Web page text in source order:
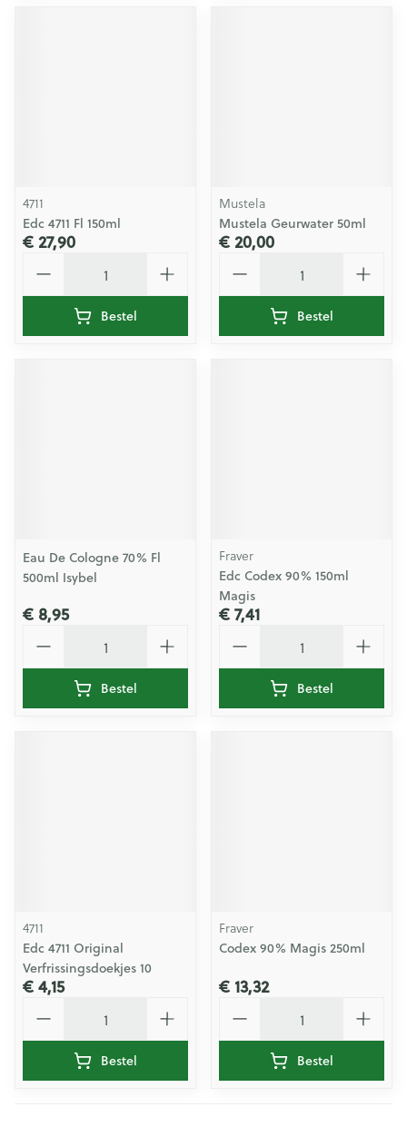
4711
Edc 4711 Fl 150ml
€ 27,90
Bestel
Mustela
Mustela Geurwater 50ml
€ 20,00
Bestel
Eau De Cologne 70% Fl
500ml Isybel
€ 8,95
Bestel
Fraver
Edc Codex 90% 150ml
Magis
€ 7,41
Bestel
4711
Edc 4711 Original
Verfrissingsdoekjes 10
€ 4,15
Bestel
Fraver
Codex 90% Magis 250ml
€ 13,32
Bestel